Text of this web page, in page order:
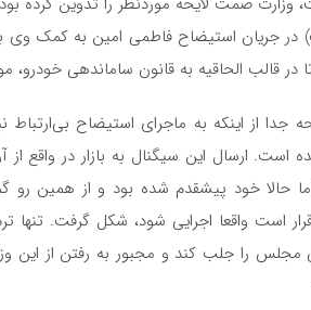
در جریان استیضاح فاطمی امین به کمک
در قالب الحاقیه به قانون ساماندهی خودرو،
جدا از اینکه به ماجرای استیضاح بی‌ارتباط
ارسال این سیگنال به بازار در واقع
حالا خود پیشقدم شده بود و از همین رو
است واقعا اجرایی شود، شکل گرفت. تنها
مجلس را جلب کند و مجبور به رفتن از این